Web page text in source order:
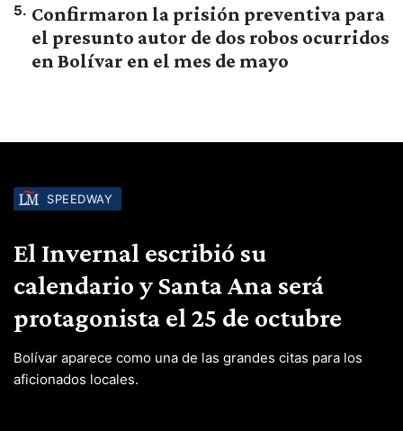
5. Confirmaron la prisión preventiva para
el presunto autor de dos robos ocurridos
en Bolívar en el mes de mayo
SPEEDWAY
El Invernal escribió su
calendario y Santa Ana será
protagonista el 25 de octubre
Bolívar aparece como una de las grandes citas para los
aficionados locales.